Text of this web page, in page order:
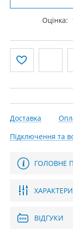
Оцінка:
Доставка
Підключення та
ГОЛОВНЕ
ВІДГУКИ